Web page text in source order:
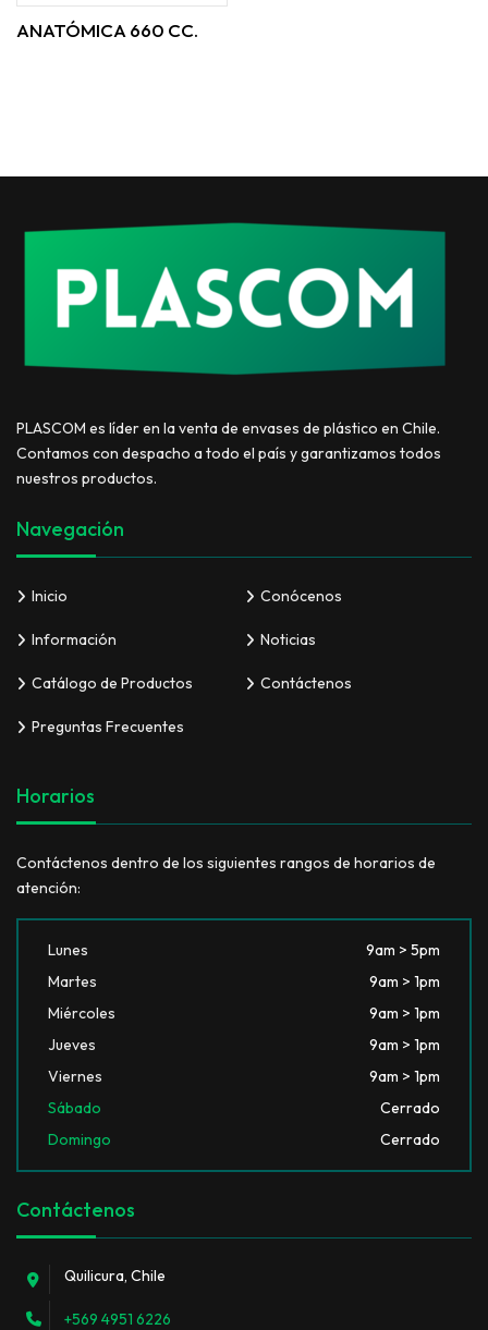
ANATÓMICA 660 CC.
PLASCOM es líder en la venta de envases de plástico en Chile.
Contamos con despacho a todo el país y garantizamos todos
nuestros productos.
Navegación
Inicio Conócenos
Información Noticias
Catálogo de Productos Contáctenos
Preguntas Frecuentes
Horarios
Contáctenos dentro de los siguientes rangos de horarios de
atención:
Lunes
9am > 5pm
Martes
9am > 1pm
Miércoles
9am > 1pm
Jueves
9am > 1pm
Viernes
9am > 1pm
Sábado
Cerrado
Domingo
Cerrado
Contáctenos
Quilicura, Chile
+569 4951 6226